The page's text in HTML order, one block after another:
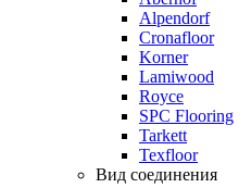
Alpendorf
Cronafloor
Korner
Lamiwood
Royce
SPC Flooring
Tarkett
Texfloor
Вид соединения